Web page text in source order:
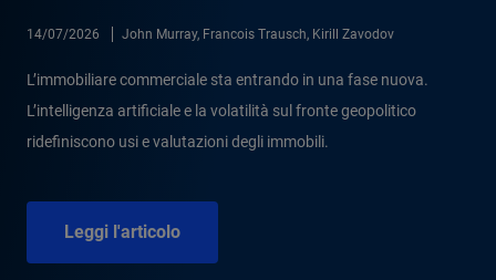
14/07/2026 John Murray, Francois Trausch, Kirill Zavodov
L’immobiliare commerciale sta entrando in una fase nuova.
L’intelligenza artificiale e la volatilità sul fronte geopolitico
ridefiniscono usi e valutazioni degli immobili.
Leggi l'articolo